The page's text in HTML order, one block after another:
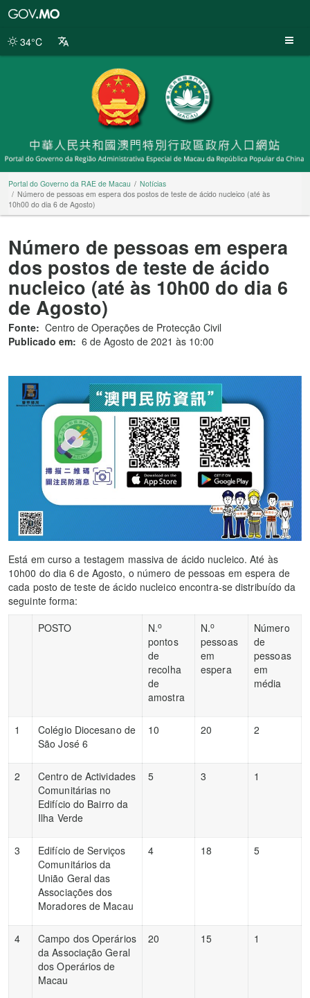
da
34°C
Portal do Governo da RAE de Macau
Notícias
Número de pessoas em espera dos postos de teste de ácido nucleico (até às
10h00 do dia 6 de Agosto)
Número de pessoas em espera
dos postos de teste de ácido
nucleico (até às 10h00 do dia 6
de Agosto)
Fonte: Centro de Operações de Protecção Civil
Publicado em: 6 de Agosto de 2021 às 10:00
Está em curso a testagem massiva de ácido nucleico. Até às
10h00 do dia 6 de Agosto, o número de pessoas em espera de
cada posto de teste de ácido nucleico encontra-se distribuído da
seguinte forma:
POSTO
N.o
pontos
de
recolha
de
amostra
N.o
pessoas
em
espera
Número
de
pessoas
em
média
1
Colégio Diocesano de
São José 6
10 20 2
2
Centro de Actividades
Comunitárias no
Edifício do Bairro da
Ilha Verde
5 3 1
3
Edifício de Serviços
Comunitários da
União Geral das
Associações dos
Moradores de Macau
4 18 5
4
Campo dos Operários
da Associação Geral
dos Operários de
Macau
20 15 1